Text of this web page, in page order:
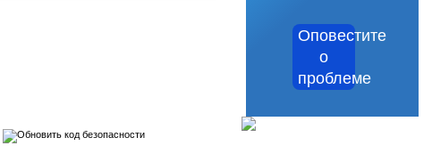
Оповестите
о
проблеме